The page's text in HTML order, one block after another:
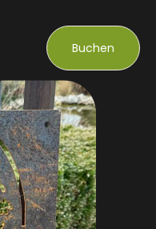
Buchen